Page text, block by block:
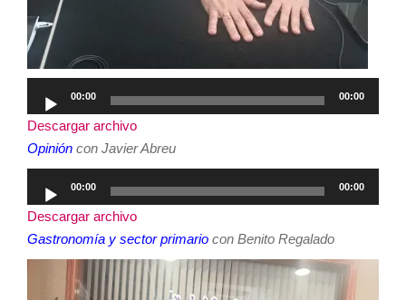
de
audio
00:00 00:00
Descargar archivo
Opinión con Javier Abreu
de
audio
00:00 00:00
Descargar archivo
Gastronomía y sector primario con Benito Regalado